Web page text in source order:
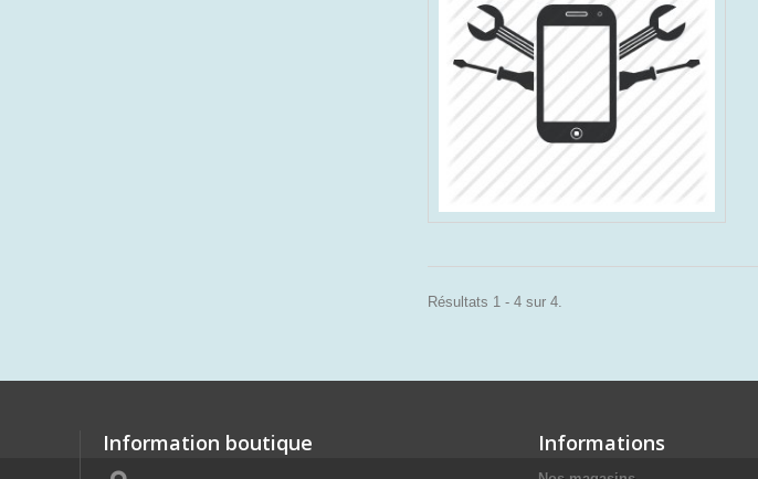
Résultats 1 - 4 sur 4.
Information boutique Informations